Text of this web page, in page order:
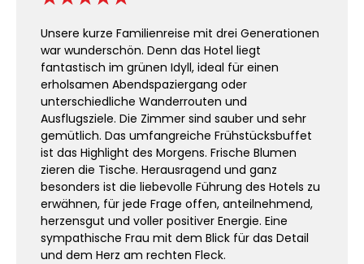
Unsere kurze Familienreise mit drei Generationen
war wunderschön. Denn das Hotel liegt
fantastisch im grünen Idyll, ideal für einen
erholsamen Abendspaziergang oder
unterschiedliche Wanderrouten und
Ausflugsziele. Die Zimmer sind sauber und sehr
gemütlich. Das umfangreiche Frühstücksbuffet
ist das Highlight des Morgens. Frische Blumen
zieren die Tische. Herausragend und ganz
besonders ist die liebevolle Führung des Hotels zu
erwähnen, für jede Frage offen, anteilnehmend,
herzensgut und voller positiver Energie. Eine
sympathische Frau mit dem Blick für das Detail
und dem Herz am rechten Fleck.